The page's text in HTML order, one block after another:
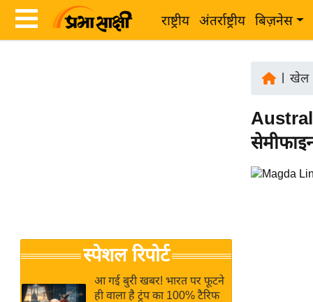
राष्ट्रीय अंतर्राष्ट्रीय बिज़नेस
Breaking
News in
Hindi
जगत
राय
स्पेशल रिपोर्ट
आ गई बुरी खबर! भारत पर फूटने
ही वाला है ट्रंप का 100% टैरिफ
खेल|